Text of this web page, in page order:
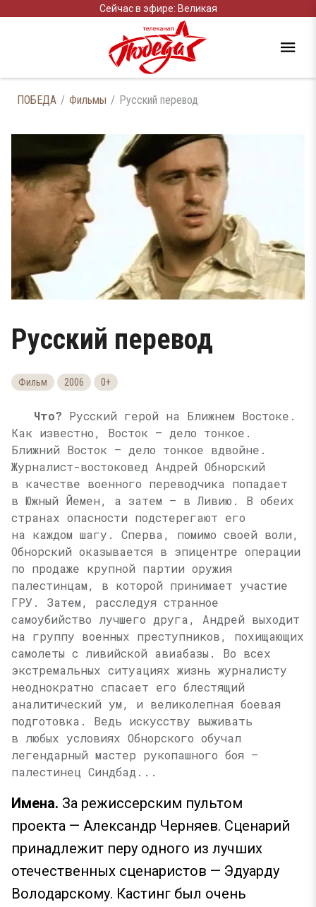
Сейчас в эфире: Великая
ПОБЕДА Фильмы Русский перевод
Русский перевод
Фильм 2006 0+
Что? Русский герой на Ближнем Востоке.
Как известно, Восток — дело тонкое.
Ближний Восток — дело тонкое вдвойне.
Журналист-востоковед Андрей Обнорский
в качестве военного переводчика попадает
в Южный Йемен, а затем — в Ливию. В обеих
странах опасности подстерегают его
на каждом шагу. Сперва, помимо своей воли,
Обнорский оказывается в эпицентре операции
по продаже крупной партии оружия
палестинцам, в которой принимает участие
ГРУ. Затем, расследуя странное
самоубийство лучшего друга, Андрей выходит
на группу военных преступников, похищающих
самолеты с ливийской авиабазы. Во всех
экстремальных ситуациях жизнь журналисту
неоднократно спасает его блестящий
аналитический ум, и великолепная боевая
подготовка. Ведь искусству выживать
в любых условиях Обнорского обучал
легендарный мастер рукопашного боя —
палестинец Синдбад...
Имена. За режиссерским пультом
проекта — Александр Черняев. Сценарий
принадлежит перу одного из лучших
отечественных сценаристов — Эдуарду
Володарскому. Кастинг был очень